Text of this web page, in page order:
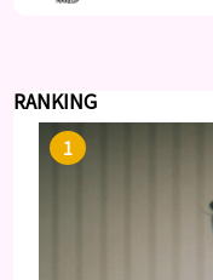
RANKING